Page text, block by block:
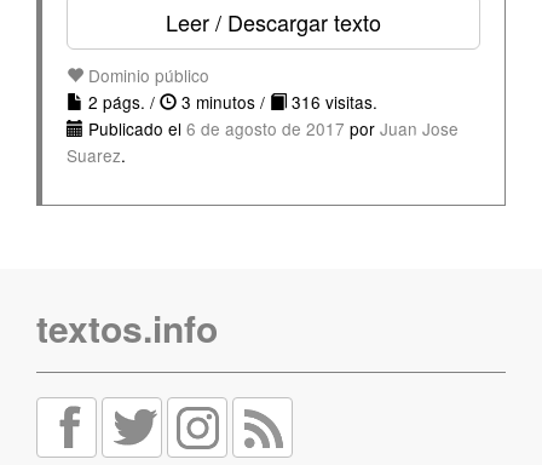
Leer / Descargar texto
Dominio público
2 págs. /
3 minutos /
316 visitas.
Publicado el 6 de agosto de 2017 por Juan Jose
Suarez.
textos.info